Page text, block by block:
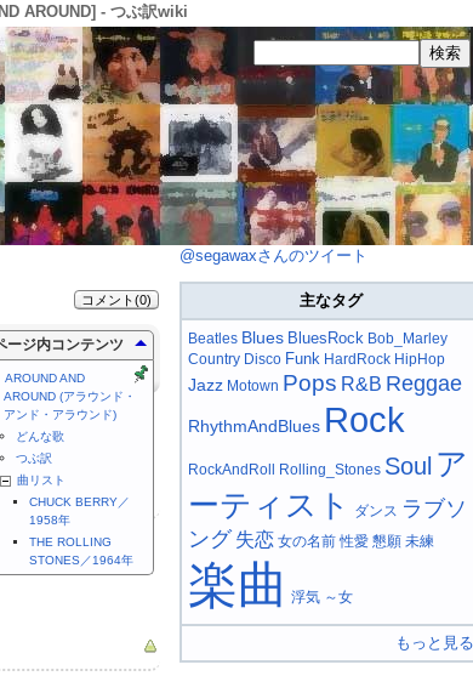
AROUND] - つぶ訳wiki
コメント(0)
ージ内コンテンツ
AROUND AND
AROUND (アラウンド・
アンド・アラウンド)
どんな歌
つぶ訳
曲リスト
CHUCK BERRY／
1958年
THE ROLLING
STONES／1964年
@segawaxさんのツイート
主なタグ
Beatles Blues BluesRock Bob_Marley
Country Disco Funk HardRock HipHop
Jazz Motown Pops R&B Reggae
RhythmAndBlues Rock
RockAndRoll Rolling_Stones Soul ア
ーティスト
ダンス ラブソ
ング 失恋 女の名前 性愛 懇願 未練
楽曲 浮気 ～女
もっと見る